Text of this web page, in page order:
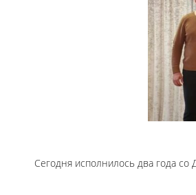
Сегодня исполнилось два года